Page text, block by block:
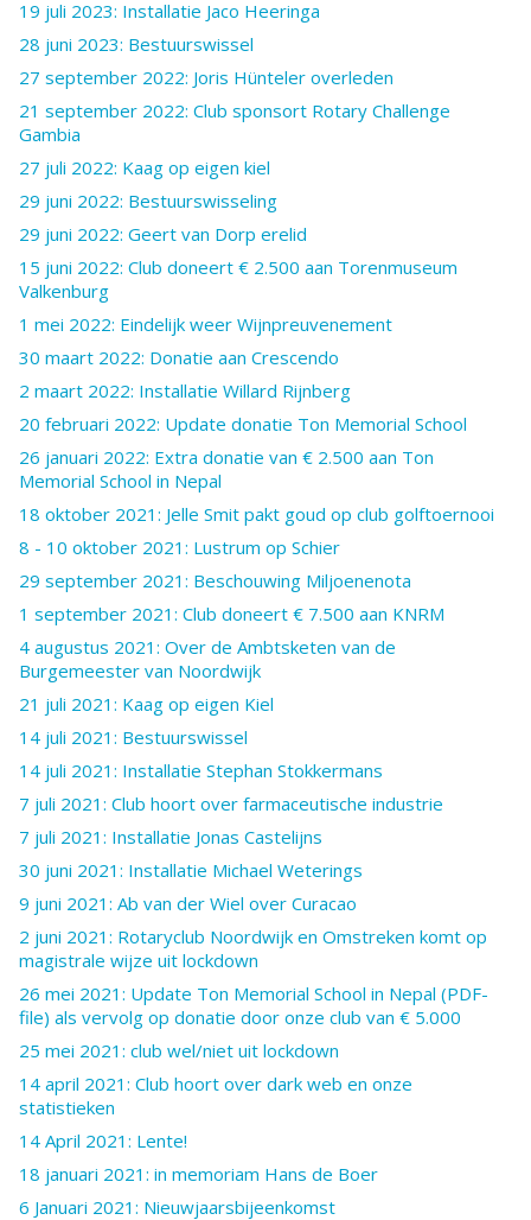
19 juli 2023: Installatie Jaco Heeringa
28 juni 2023: Bestuurswissel
27 september 2022: Joris Hünteler overleden
21 september 2022: Club sponsort Rotary Challenge
Gambia
27 juli 2022: Kaag op eigen kiel
29 juni 2022: Bestuurswisseling
29 juni 2022: Geert van Dorp erelid
15 juni 2022: Club doneert € 2.500 aan Torenmuseum
Valkenburg
1 mei 2022: Eindelijk weer Wijnpreuvenement
30 maart 2022: Donatie aan Crescendo
2 maart 2022: Installatie Willard Rijnberg
20 februari 2022: Update donatie Ton Memorial School
26 januari 2022: Extra donatie van € 2.500 aan Ton
Memorial School in Nepal
18 oktober 2021: Jelle Smit pakt goud op club golftoernooi
8 - 10 oktober 2021: Lustrum op Schier
29 september 2021: Beschouwing Miljoenenota
1 september 2021: Club doneert € 7.500 aan KNRM
4 augustus 2021: Over de Ambtsketen van de
Burgemeester van Noordwijk
21 juli 2021: Kaag op eigen Kiel
14 juli 2021: Bestuurswissel
14 juli 2021: Installatie Stephan Stokkermans
7 juli 2021: Club hoort over farmaceutische industrie
7 juli 2021: Installatie Jonas Castelijns
30 juni 2021: Installatie Michael Weterings
9 juni 2021: Ab van der Wiel over Curacao
2 juni 2021: Rotaryclub Noordwijk en Omstreken komt op
magistrale wijze uit lockdown
26 mei 2021: Update Ton Memorial School in Nepal (PDF-
file) als vervolg op donatie door onze club van € 5.000
25 mei 2021: club wel/niet uit lockdown
14 april 2021: Club hoort over dark web en onze
statistieken
14 April 2021: Lente!
18 januari 2021: in memoriam Hans de Boer
6 Januari 2021: Nieuwjaarsbijeenkomst